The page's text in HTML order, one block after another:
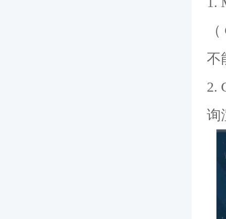
不
2.
询